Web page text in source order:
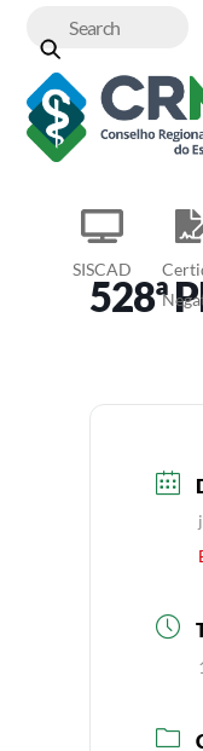
content
SISCAD
528ª